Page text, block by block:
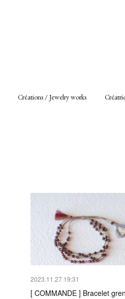
Créations / Jewelry works
2023.11.27 19:31
[ COMMANDE ] Bracelet